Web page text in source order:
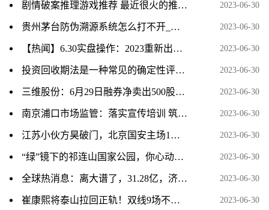
剧情破案推理游戏推荐 最近很火的推理破案游戏盘点 当前速看 2023-06-30
贵州茅台防伪溯源系统怎么打不开_国酒茅台防伪溯源系统-天天快报 2023-06-30
【热闻】6.30实盘操作：2023重新出发，低吸+打板。每天贴单 2023-06-30
投资回收期法是一种常见的确定性评价方法_投资回收期-天天速看料 2023-06-30
三维股份：6月29日融券净卖出500股，连续3日累计净卖出1.14万股 2023-06-30
南京浦口市场监管：落实宣传培训 筑牢安全防线|世界信息 2023-06-30
江苏小伙方昊破门，北京国安主场1：2不敌上海海港 2023-06-30
“绿”镜下的祁连山国家公园，你心动了吗 2023-06-30
全球热消息：离大谱了，31.28亿，济南土地被疯抢，系统竟崩了 2023-06-30
崔康熙将泰山拉回正轨！双线9场不败 冲击联赛前三_全球视点 2023-06-30